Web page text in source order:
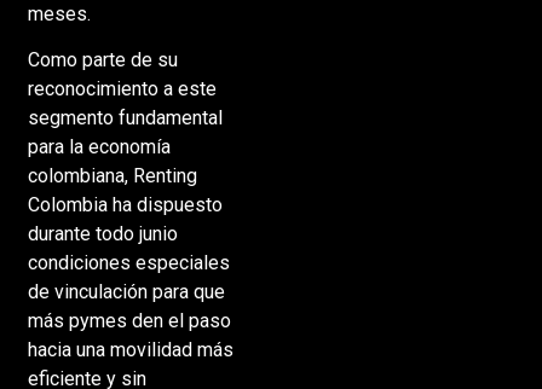
meses.
Como parte de su
reconocimiento a este
segmento fundamental
para la economía
colombiana, Renting
Colombia ha dispuesto
durante todo junio
condiciones especiales
de vinculación para que
más pymes den el paso
hacia una movilidad más
eficiente y sin